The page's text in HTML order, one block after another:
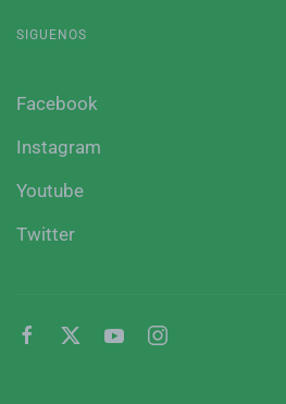
SIGUENOS
Facebook
Instagram
Youtube
Twitter